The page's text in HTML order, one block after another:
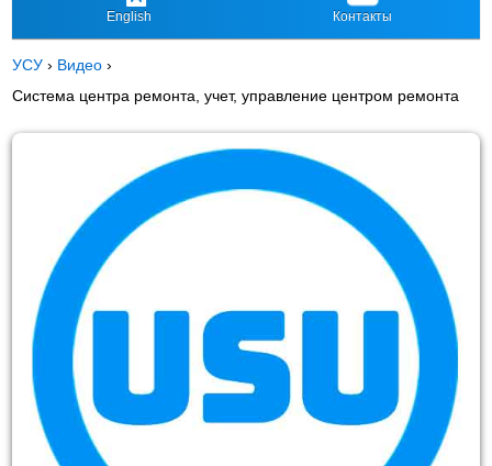
English Контакты
УСУ › Видео ›
Система центра ремонта, учет, управление центром ремонта